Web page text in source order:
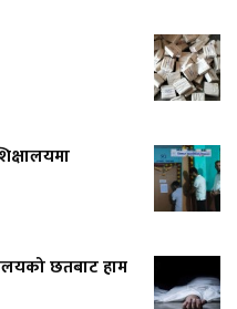
छतबाट हाम